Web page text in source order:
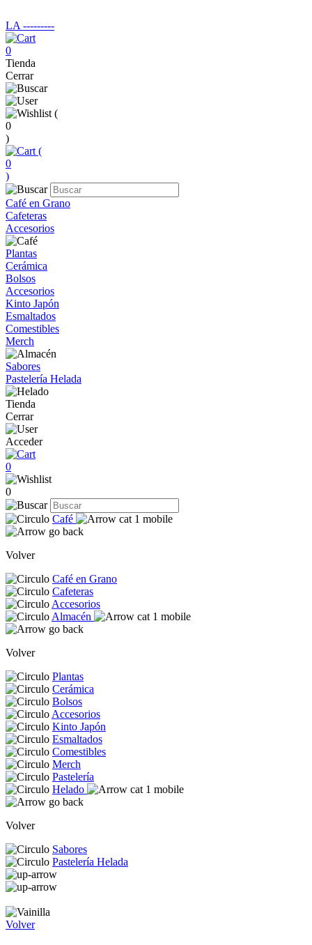
LA ‑‑‑‑‑‑‑‑‑
0
Tienda
Cerrar
(
0
)
(
0
)
Café en Grano
Cafeteras
Accesorios
Plantas
Cerámica
Bolsos
Accesorios
Kinto Japón
Esmaltados
Comestibles
Merch
Sabores
Pastelería Helada
Tienda
Cerrar
Acceder
0
0
Café
Volver
Café en Grano
Cafeteras
Accesorios
Almacén
Volver
Plantas
Cerámica
Bolsos
Accesorios
Kinto Japón
Esmaltados
Comestibles
Merch
Pastelería
Helado
Volver
Sabores
Pastelería Helada
Volver